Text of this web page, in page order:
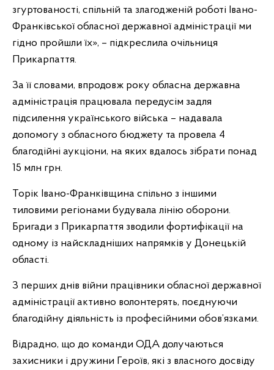
згуртованості, спільній та злагодженій роботі Івано-
Франківської обласної державної адміністрації ми
гідно пройшли їх», – підкреслила очільниця
Прикарпаття.
За її словами, впродовж року обласна державна
адміністрація працювала передусім задля
підсилення українського війська – надавала
допомогу з обласного бюджету та провела 4
благодійні аукціони, на яких вдалось зібрати понад
15 млн грн.
Торік Івано-Франківщина спільно з іншими
тиловими регіонами будувала лінію оборони.
Бригади з Прикарпаття зводили фортифікації на
одному із найскладніших напрямків у Донецькій
області.
З перших днів війни працівники обласної державної
адміністрації активно волонтерять, поєднуючи
благодійну діяльність із професійними обов’язками.
Відрадно, що до команди ОДА долучаються
захисники і дружини Героїв, які з власного досвіду